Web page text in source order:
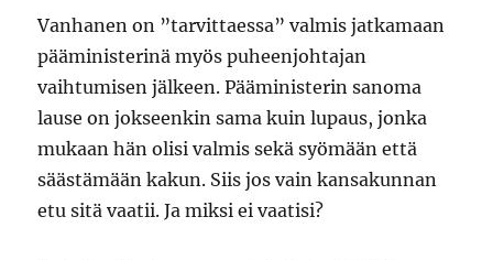
Vanhanen on ”tarvittaessa” valmis jatkamaan
pääministerinä myös puheenjohtajan
vaihtumisen jälkeen. Pääministerin sanoma
lause on jokseenkin sama kuin lupaus, jonka
mukaan hän olisi valmis sekä syömään että
säästämään kakun. Siis jos vain kansakunnan
etu sitä vaatii. Ja miksi ei vaatisi?